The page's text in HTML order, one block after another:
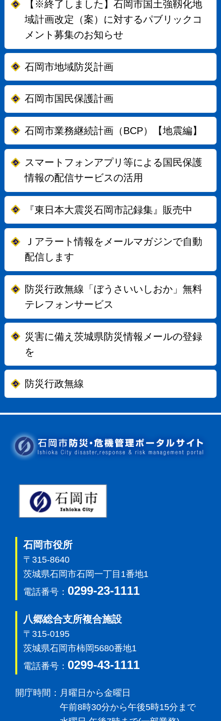
【※終了しました】石岡市国土強靱化地
域計画改定（案）に対するパブリックコ
メント募集のお知らせ
石岡市地域防災計画
石岡市国民保護計画
石岡市業務継続計画（BCP）【地震編】
スマートフォンアプリ等による国民保護
情報の配信サービスの活用
『東日本大震災石岡市記録集』販売中
Ｊアラート情報をメールマガジンで自動
配信します
防災行政無線「ぼうさいいしおか」無料
テレフォンサービス
災害に備え茨城県防災情報メールの登録
を
防災行政無線
石岡市役所
〒315-8640
茨城県石岡市石岡一丁目1番地1
電話番号： 0299-23-1111
八郷総合支所複合施設
〒315-0195
茨城県石岡市柿岡5680番地1
電話番号： 0299-43-1111
開庁時間： 月曜日から金曜日
午前8時30分から午後5時15分まで